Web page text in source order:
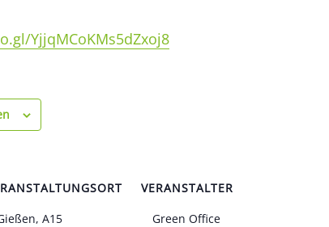
YjjqMCoKMs5dZxoj8
A15
VERANSTALTER
Green Office